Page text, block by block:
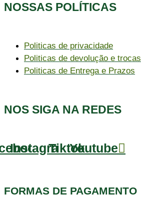
NOSSAS POLÍTICAS
Politicas de privacidade
Politicas de devolução e trocas
Politicas de Entrega e Prazos
NOS SIGA NA REDES
Instagram
TiktokYoutube
FORMAS DE PAGAMENTO